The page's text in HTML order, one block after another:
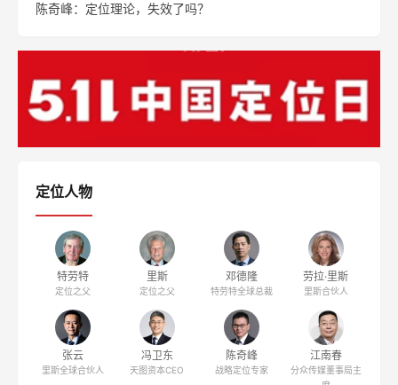
陈奇峰：定位理论，失效了吗？
定位人物
特劳特
定位之父
里斯
定位之父
邓德隆
特劳特全球总裁
劳拉·里斯
里斯合伙人
张云
里斯全球合伙人
冯卫东
天图资本CEO
陈奇峰
战略定位专家
江南春
分众传媒董事局主